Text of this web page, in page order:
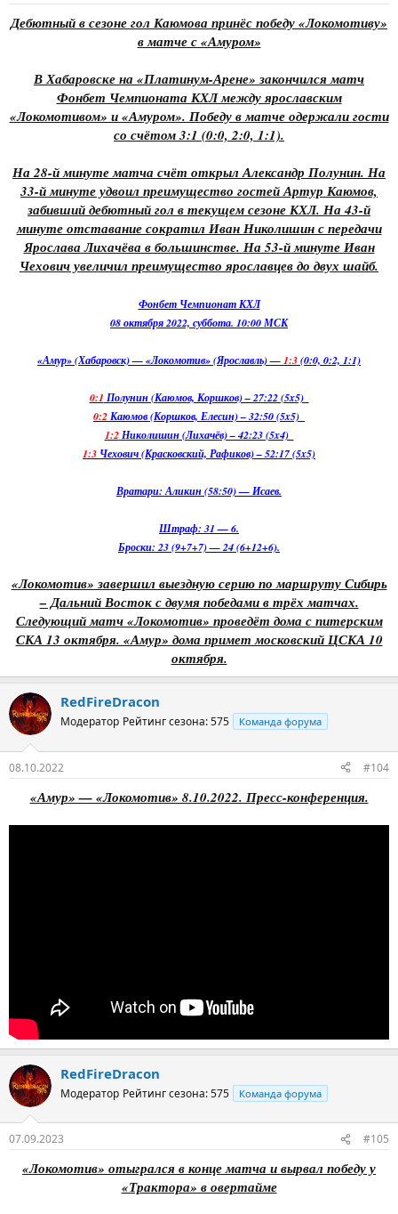
Дебютный в сезоне гол Каюмова принёс победу «Локомотиву»
в матче с «Амуром»
В Хабаровске на «Платинум-Арене» закончился матч
Фонбет Чемпионата КХЛ между ярославским
«Локомотивом» и «Амуром». Победу в матче одержали гости
со счётом 3:1 (0:0, 2:0, 1:1).
На 28-й минуте матча счёт открыл Александр Полунин. На
33-й минуте удвоил преимущество гостей Артур Каюмов,
забивший дебютный гол в текущем сезоне КХЛ. На 43-й
минуте отставание сократил Иван Николишин с передачи
Ярослава Лихачёва в большинстве. На 53-й минуте Иван
Чехович увеличил преимущество ярославцев до двух шайб.
Фонбет Чемпионат КХЛ
08 октября 2022, суббота. 10:00 МСК
«Амур» (Хабаровск) — «Локомотив» (Ярославль) —1:3(0:0, 0:2, 1:1)
0:1 Полунин (Каюмов, Коршков) – 27:22 (5x5)
0:2Каюмов (Коршков, Елесин) – 32:50 (5x5)
1:2Николишин (Лихачёв) – 42:23 (5x4)
1:3 Чехович (Красковский, Рафиков) – 52:17 (5x5)
Вратари: Аликин (58:50) — Исаев.
Штраф: 31 — 6.
Броски: 23 (9+7+7) — 24 (6+12+6).
«Локомотив» завершил выездную серию по маршруту Сибирь
– Дальний Восток с двумя победами в трёх матчах.
Следующий матч «Локомотив» проведёт дома с питерским
СКА 13 октября. «Амур» дома примет московский ЦСКА 10
октября.
RedFireDracon
Модератор Рейтинг сезона: 575 Команда форума
08.10.2022 #104
«Амур» — «Локомотив» 8.10.2022. Пресс-конференция.
RedFireDracon
Модератор Рейтинг сезона: 575 Команда форума
07.09.2023 #105
«Локомотив» отыгрался в конце матча и вырвал победу у
«Трактора» в овертайме